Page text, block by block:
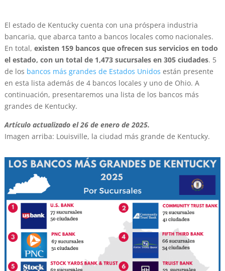
El estado de Kentucky cuenta con una próspera industria
bancaria, que abarca tanto a bancos locales como nacionales.
En total, existen 159 bancos que ofrecen sus servicios en todo
el estado, con un total de 1,473 sucursales en 305 ciudades. 5
de los bancos más grandes de Estados Unidos están presente
en esta lista además de 4 bancos locales y uno de Ohio. A
continuación, presentaremos una lista de los bancos más
grandes de Kentucky.
Artículo actualizado el 26 de enero de 2025.
Imagen arriba: Louisville, la ciudad más grande de Kentucky.